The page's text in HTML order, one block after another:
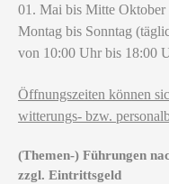
01. Mai bis Mitte Oktober
Montag bis Sonntag
von 10:00 Uhr bis 18:00
Öffnungszeiten können
witterungs- bzw.
(Themen-) Führungen
zzgl. Eintrittsgeld